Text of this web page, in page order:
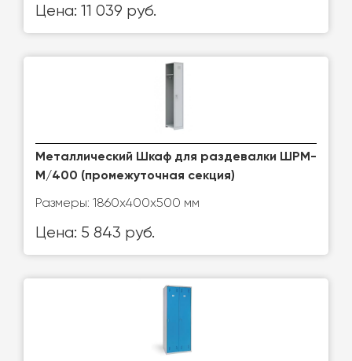
Цена: 11 039 руб.
Металлический Шкаф для раздевалки ШРМ-
М/400 (промежуточная секция)
Размеры: 1860х400х500 мм
Цена: 5 843 руб.